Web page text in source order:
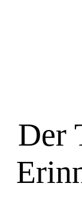
Der
Über mich
Weitere Bereiche